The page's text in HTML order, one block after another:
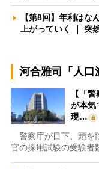
【第8回】年利は
上がっていく ｜ 突
河合雅司「人口
【「
が本気
現…
警察庁が目下、頭を
官の採用試験の受験